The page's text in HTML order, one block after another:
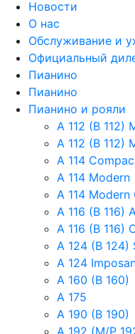
Новости
О нас
Обслуживание и
Официальный
Пианино
Пианино
Пианино и рояли
A 112 (B 112)
A 112 (B 112)
A 114
A 114 Modern
A 114
A 116 (B 116)
A 116 (B 116)
A 124 (B 124)
A 124
A 160 (B 160)
A 175
A 190 (B 190)